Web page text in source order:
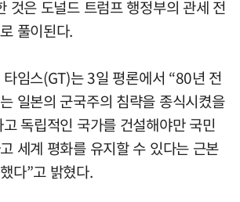
것은 도널드 트럼프 행정부의 관세 전
풀이된다.
임스(GT)는 3일 평론에서 “80년 전
일본의 군국주의 침략을 종식시켰을
독립적인 국가를 건설해야만 국민
세계 평화를 유지할 수 있다는 근본
다”고 밝혔다.